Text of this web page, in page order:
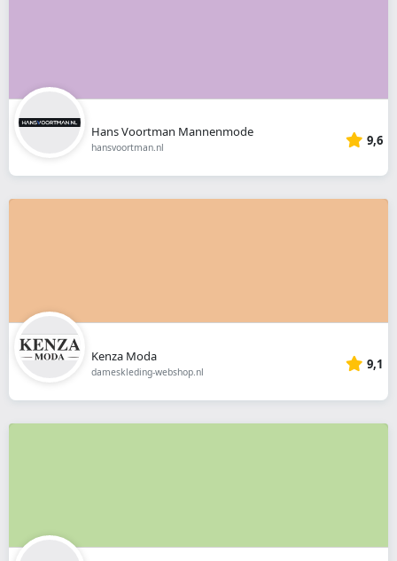
Hans Voortman Mannenmode
hansvoortman.nl 9,6
Kenza Moda
dameskleding-webshop.nl 9,1